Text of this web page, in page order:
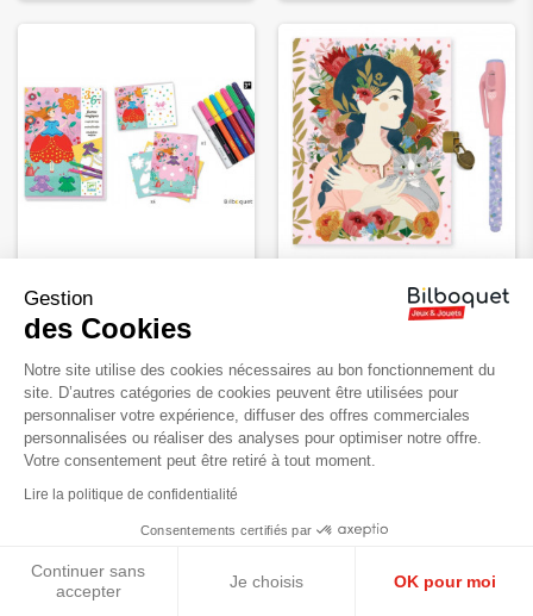
de Marie - Loisir Créatif-3-
6ans
17,90 €
feutre magique - Djeco
Gestion
des Cookies
Notre site utilise des cookies nécessaires au bon fonctionnement du
site. D’autres catégories de cookies peuvent être utilisées pour
personnaliser votre expérience, diffuser des offres commerciales
personnalisées ou réaliser des analyses pour optimiser notre offre.
Votre consentement peut être retiré à tout moment.
Lire la politique de confidentialité
Consentements certifiés par
Continuer sans
accepter
Je choisis OK pour moi